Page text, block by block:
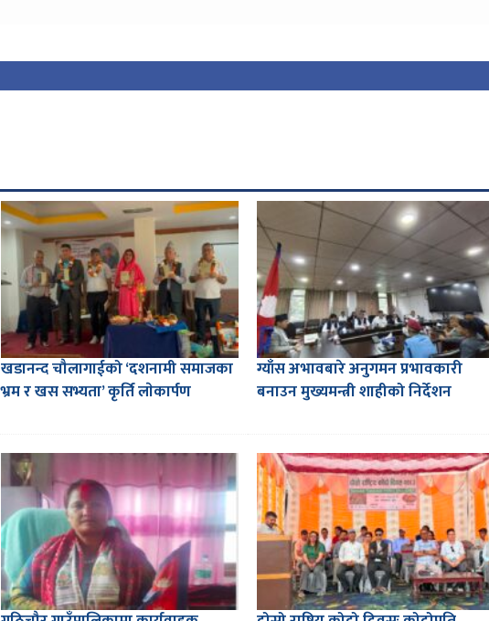
खडानन्द चौलागाईको ‘दशनामी समाजका
भ्रम र खस सभ्यता’ कृर्ति लाेकार्पण
ग्याँस अभावबारे अनुगमन प्रभावकारी
बनाउन मुख्यमन्त्री शाहीको निर्देशन